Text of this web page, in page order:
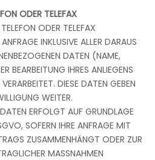
ODER TELEFAX
ODER TELEFAX
INKLUSIVE ALLER DARAUS
DATEN (NAME,
BEARBEITUNG IHRES ANLIEGENS
DIESE DATEN GEBEN
WEITER.
ERFOLGT AUF GRUNDLAGE
SOFERN IHRE ANFRAGE MIT
ZUSAMMENHÄNGT ODER ZUR
MASSNAHMEN